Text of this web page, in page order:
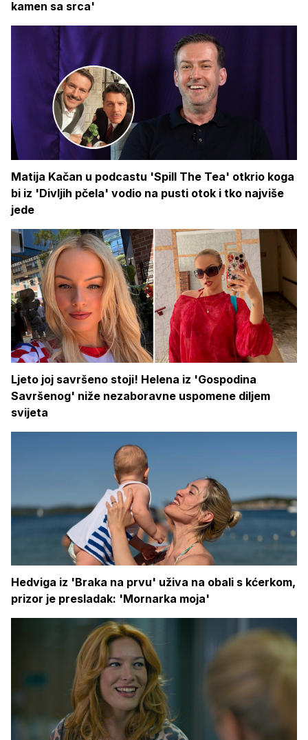
kamen sa srca'
Matija Kačan u podcastu 'Spill The Tea' otkrio koga
bi iz 'Divljih pčela' vodio na pusti otok i tko najviše
jede
Ljeto joj savršeno stoji! Helena iz 'Gospodina
Savršenog' niže nezaboravne uspomene diljem
svijeta
Hedviga iz 'Braka na prvu' uživa na obali s kćerkom,
prizor je presladak: 'Mornarka moja'